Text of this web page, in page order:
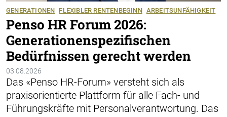
GENERATIONEN FLEXIBLER RENTENBEGINN ARBEITSUNFÄHIGKEIT
Penso HR Forum 2026:
Generationenspezifischen
Bedürfnissen gerecht werden
03.08.2026
Das «Penso HR-Forum» versteht sich als
praxisorientierte Plattform für alle Fach- und
Führungskräfte mit Personalverantwortung. Das